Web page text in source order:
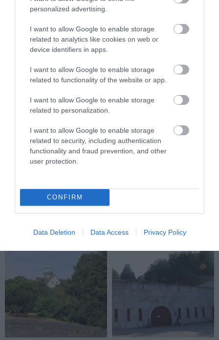
personalized advertising.
I want to allow Google to enable storage
related to analytics like cookies on web or
device identifiers in apps.
I want to allow Google to enable storage
related to functionality of the website or app.
I want to allow Google to enable storage
related to personalization.
I want to allow Google to enable storage
related to security, including authentication
functionality and fraud prevention, and other
user protection.
CONFIRM
Data Deletion Data Access Privacy Policy
PICI ERKÉLY: HARMONIKUS ÉS PRAKTIKUS KIALAKÍTÁS AKÁR
PÁR NÉGYZETMÉTEREN!
HASONLÓ ÉRDEKESSÉGEK
PANNONHALMI
ARBORÉTUMBA
2026-08-04
KÖRNYÉKÉN: TERMÉSZET,